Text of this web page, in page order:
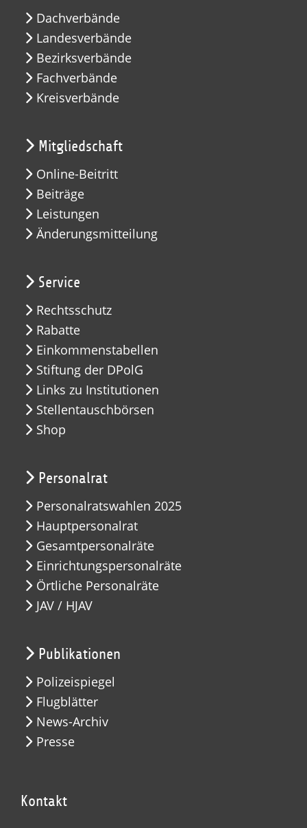
Dachverbände
Landesverbände
Bezirksverbände
Fachverbände
Kreisverbände
Mitgliedschaft
Online-Beitritt
Beiträge
Leistungen
Änderungsmitteilung
Service
Rechtsschutz
Rabatte
Einkommenstabellen
Stiftung der DPolG
Links zu Institutionen
Stellentauschbörsen
Shop
Personalrat
Personalratswahlen 2025
Hauptpersonalrat
Gesamtpersonalräte
Einrichtungspersonalräte
Örtliche Personalräte
JAV / HJAV
Publikationen
Polizeispiegel
Flugblätter
News-Archiv
Presse
Kontakt